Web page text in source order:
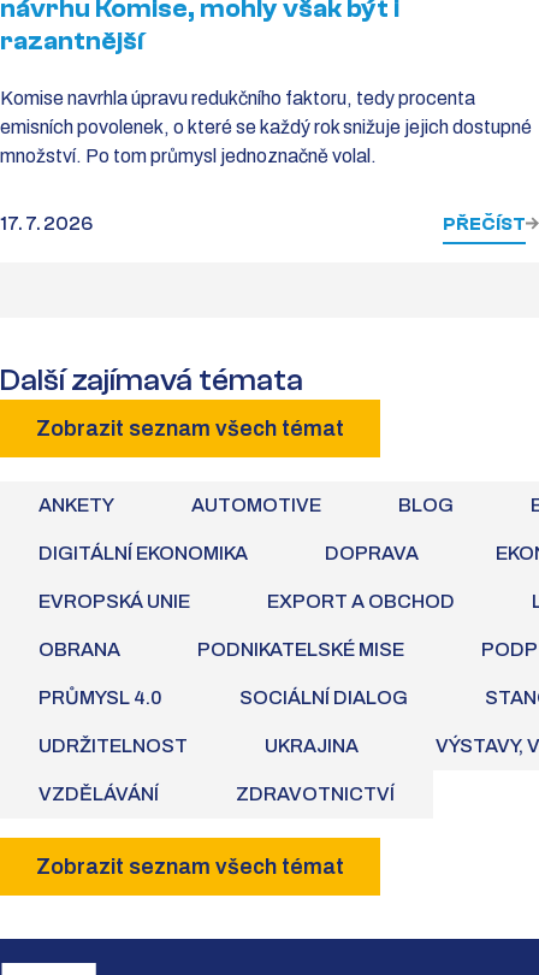
návrhu Komise, mohly však být i
razantnější
Komise navrhla úpravu redukčního faktoru, tedy procenta
emisních povolenek, o které se každý rok snižuje jejich dostupné
množství. Po tom průmysl jednoznačně volal.
17. 7. 2026 PŘEČÍST
Další zajímavá témata
Zobrazit seznam všech témat
ANKETY AUTOMOTIVE BLOG
DIGITÁLNÍ EKONOMIKA DOPRAVA
EVROPSKÁ UNIE EXPORT A OBCHOD
OBRANA PODNIKATELSKÉ MISE
PRŮMYSL 4.0 SOCIÁLNÍ DIALOG
UDRŽITELNOST UKRAJINA VÝSTAVY,
VZDĚLÁVÁNÍ ZDRAVOTNICTVÍ
Zobrazit seznam všech témat